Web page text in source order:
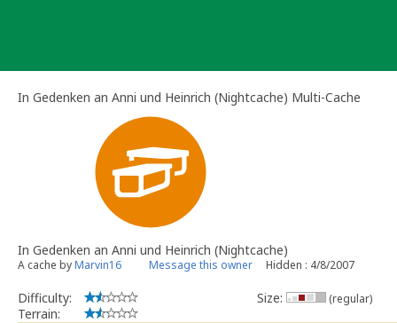
In Gedenken an Anni und Heinrich (Nightcache) Multi-Cache
In Gedenken an Anni und Heinrich (Nightcache)
A cache byMarvin16 Message this owner Hidden : 4/8/2007
Difficulty:
Terrain:
Size: (regular)